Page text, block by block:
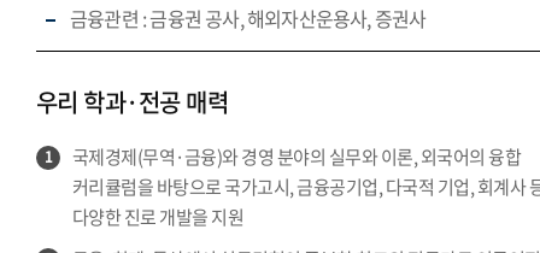
금융관련 : 금융권 공사, 해외자산운용사, 증권사
우리 학과·전공 매력
1
국제경제(무역·금융)와 경영 분야의 실무와 이론, 외국어의 융합
커리큘럼을 바탕으로 국가고시, 금융공기업, 다국적 기업, 회계사
다양한 진로 개발을 지원